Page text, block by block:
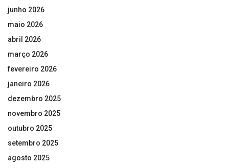
junho 2026
maio 2026
abril 2026
março 2026
fevereiro 2026
janeiro 2026
dezembro 2025
novembro 2025
outubro 2025
setembro 2025
agosto 2025